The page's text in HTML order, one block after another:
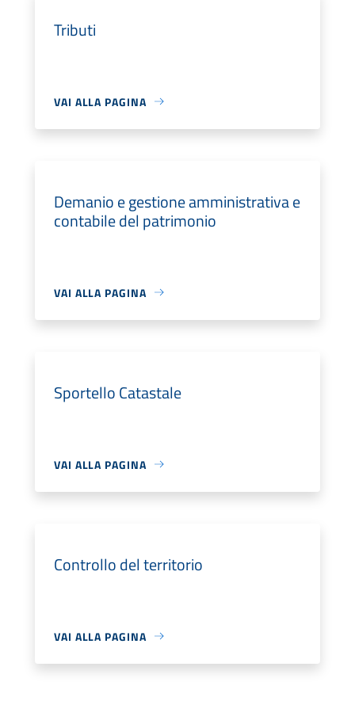
Tributi
VAI ALLA PAGINA
Demanio e gestione amministrativa e
contabile del patrimonio
VAI ALLA PAGINA
Sportello Catastale
VAI ALLA PAGINA
Controllo del territorio
VAI ALLA PAGINA